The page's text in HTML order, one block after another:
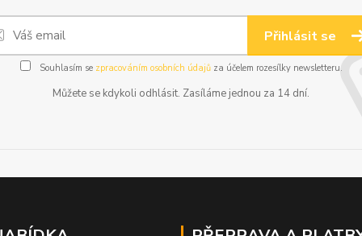
Přihlásit se
Souhlasím se zpracováním osobních údajůza účelem rozesílky newsletteru.
Můžete se kdykoli odhlásit. Zasíláme jednou za 14 dní.